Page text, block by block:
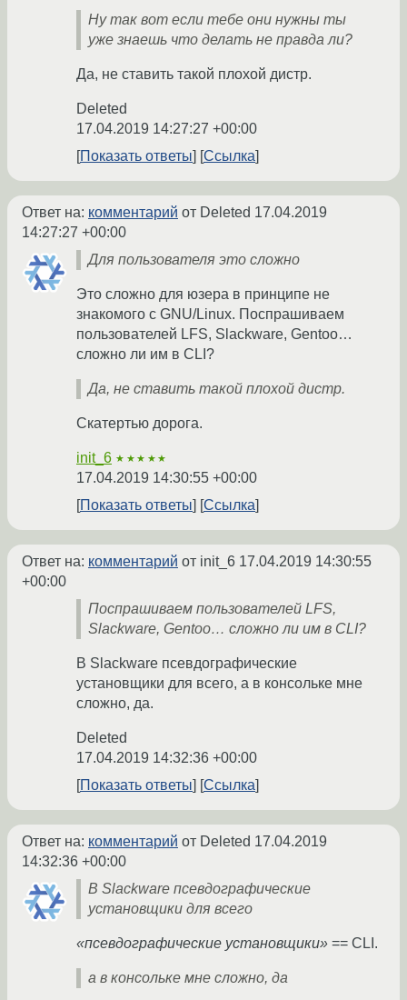
Ну так вот если тебе они нужны ты
уже знаешь что делать не правда ли?
Да, не ставить такой плохой дистр.
Deleted
17.04.2019 14:27:27 +00:00
Показать ответы
Ссылка
Ответ на: комментарий от Deleted 17.04.2019
14:27:27 +00:00
Для пользователя это сложно
Это сложно для юзера в принципе не
знакомого с GNU/Linux. Поспрашиваем
пользователей LFS, Slackware, Gentoo…
сложно ли им в CLI?
Да, не ставить такой плохой дистр.
Скатертью дорога.
init_6 ★★★★★
17.04.2019 14:30:55 +00:00
Показать ответы
Ссылка
Ответ на: комментарий от init_6 17.04.2019 14:30:55
+00:00
Поспрашиваем пользователей LFS,
Slackware, Gentoo… сложно ли им в CLI?
В Slackware псевдографические
установщики для всего, а в консольке мне
сложно, да.
Deleted
17.04.2019 14:32:36 +00:00
Показать ответы
Ссылка
Ответ на: комментарий от Deleted 17.04.2019
14:32:36 +00:00
В Slackware псевдографические
установщики для всего
«псевдографические установщики» == CLI.
а в консольке мне сложно, да